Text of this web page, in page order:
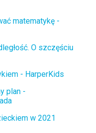
matematykę -
O szczęściu
- HarperKids
plan -
w 2021